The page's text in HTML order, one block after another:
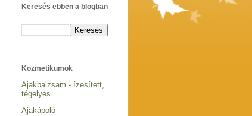
Keresés ebben a blogban
Kozmetikumok
Ajakbalzsam - ízesített,
tégelyes
Ajakápoló